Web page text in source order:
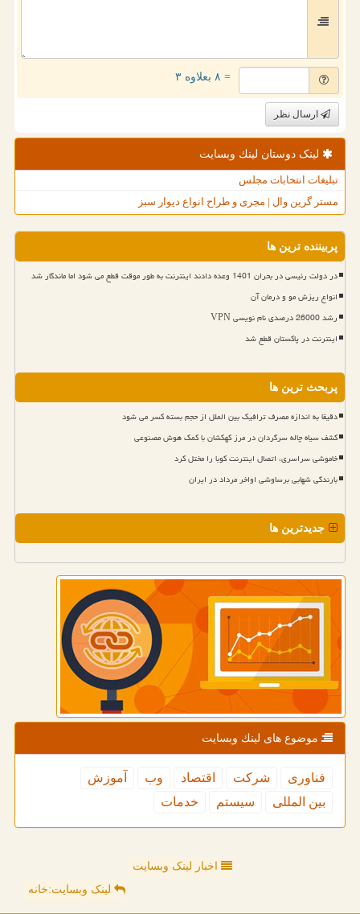
= ۸ بعلاوه ۳
ارسال نظر
لینک دوستان لینك وبسایت
تبلیغات انتخابات مجلس
مستر گرین وال | مجری و طراح انواع دیوار سبز
پربیننده ترین ها
در دولت رئیسی در بحران 1401 وعده دادند اینترنت به طور موقت قطع می شود اما ماندگار شد
انواع ریزش مو و درمان آن
رشد 26000 درصدی نام نویسی VPN
اینترنت در پاکستان قطع شد
پربحث ترین ها
دقیقا به اندازه مصرف ترافیک بین الملل از حجم بسته کسر می شود
کشف سیاه چاله سرگردان در مرز کهکشان با کمک هوش مصنوعی
خاموشی سراسری، اتصال اینترنت کوبا را مختل کرد
بارندگی شهابی برساوشی اواخر مرداد در ایران
جدیدترین ها
موضوع های لینك وبسایت
فناوری شركت اقتصاد وب
آموزش
بین المللی
سیستم خدمات
اخبار لینک وبسایت
لینک وبسایت:خانه